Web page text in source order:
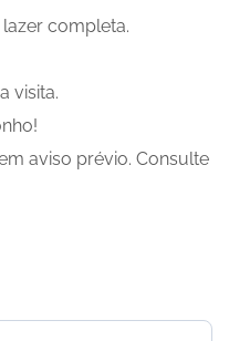
completa.
visita.
aviso prévio. Consulte